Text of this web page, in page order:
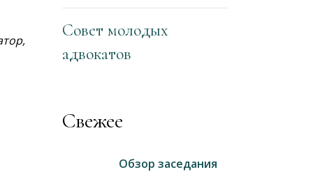
Совет молодых
адвокатов
Свежее
Обзор заседания